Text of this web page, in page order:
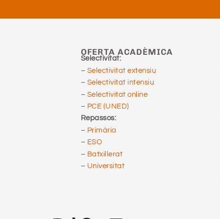
OFERTA ACADÈMICA
Selectivitat:
– Selectivitat extensiu
– Selectivitat intensiu
– Selectivitat online
– PCE (UNED)
Repassos:
– Primària
– ESO
– Batxillerat
– Universitat